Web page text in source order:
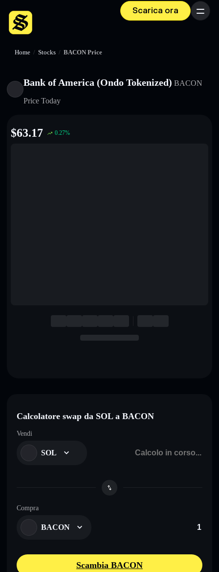
Scarica ora Menu
Home / Stocks / BACON Price
Bank of America (Ondo Tokenized) BACON
Price Today
$63.17 0.27%
Calcolatore swap da SOL a BACON
Vendi
SOL
Compra
BACON
Scambia BACON